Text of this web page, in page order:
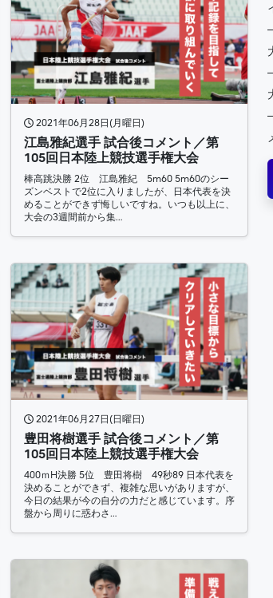
2021年06月28日(月曜日)
江島雅紀選手 試合後コメント／第
105回日本陸上競技選手権大会
棒高跳決勝 2位 江島雅紀 5m60 5m60のシー
ズンベストで2位に入りましたが、日本代表を決
めることができず悔しいですね。いつも以上に、
大会の3週間前から集…
2021年06月27日(日曜日)
豊田将樹選手 試合後コメント／第
105回日本陸上競技選手権大会
400ｍH決勝 5位 豊田将樹 49秒89 日本代表を
決めることができず、複雑な思いがありますが、
今日の結果が今の自分の力だと感じています。序
盤から周りに惑わさ…